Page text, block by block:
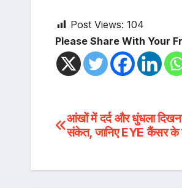
Post Views: 104
Please Share With Your
Post
आंखों में दर्द और धुंधला दिखना
संकेत, जानिए EYE कैंसर के